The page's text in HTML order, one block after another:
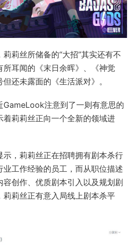
莉丝所储备的“大招”其实还有不
所耳闻的《末日余晖》、《神觉
还未露面的《生活派对》。
GameLook注意到了一则有意思的
着莉莉丝正向一个全新的领域进
示，莉莉丝正在招聘拥有剧本杀行
业工作经验的员工，而从职位描述
容创作、优质剧本引入以及规划剧
莉莉丝正有意入局线上剧本杀平